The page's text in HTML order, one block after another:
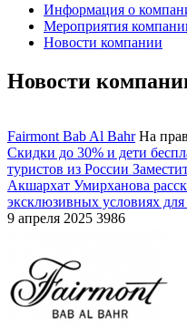
Информация о
Мероприятия
Новости компании
Новости
Fairmont Bab Al Bahr На
Скидки до 30% и дети
туристов из России
Акшархат Умирханова
эксклюзивных условиях
9 апреля 2025 3986